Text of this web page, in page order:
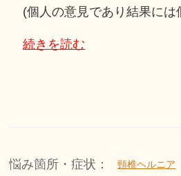
(個人の意見であり結果には
続きを読む
悩み箇所・症状： 頸椎ヘルニア